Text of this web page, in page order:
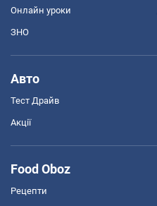
Онлайн уроки
ЗНО
Авто
Тест Драйв
Акції
Food Oboz
Рецепти